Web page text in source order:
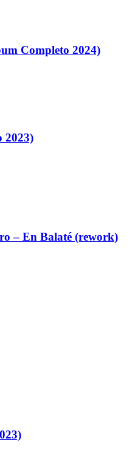
Completo 2024)
2023)
– En Balaté (rework)